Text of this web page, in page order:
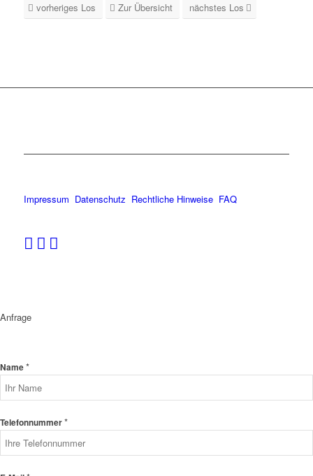
vorheriges Los Zur Übersicht nächstes Los
Impressum Datenschutz Rechtliche Hinweise FAQ
Anfrage
Name*
Telefonnummer*